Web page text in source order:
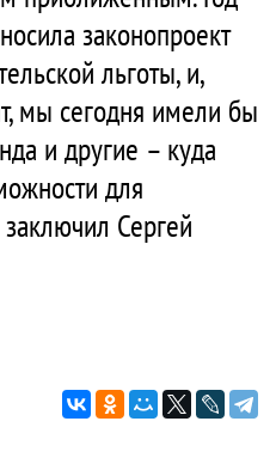
законопроект
льготы, и,
мы сегодня имели бы
и другие – куда
для
Сергей